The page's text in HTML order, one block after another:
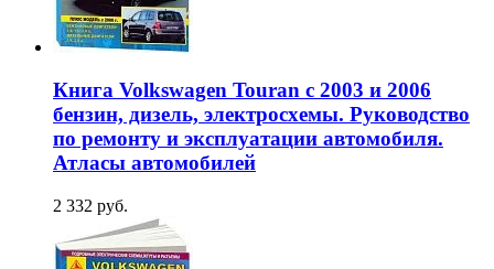
Книга Volkswagen Touran с 2003 и 2006
бензин, дизель, электросхемы. Руководство
по ремонту и эксплуатации автомобиля.
Атласы автомобилей
2 332 руб.